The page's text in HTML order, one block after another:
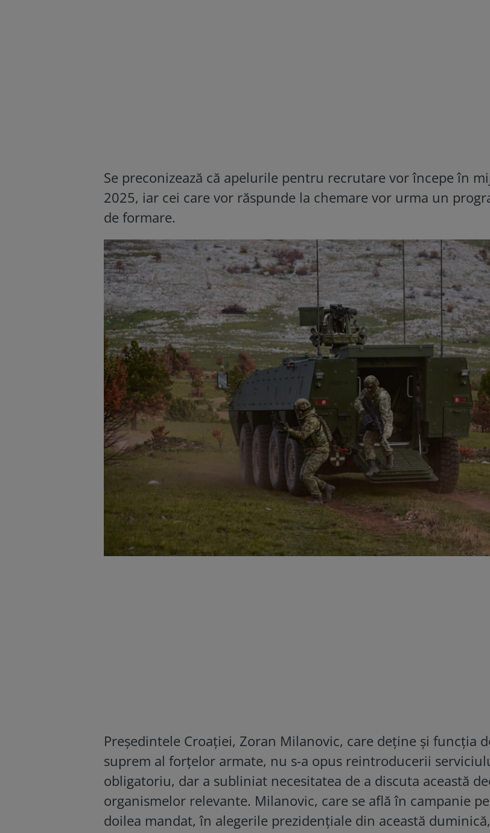
Se preconizează că apelurile pentru recrutare vor începe în
2025, iar cei care vor răspunde la chemare vor urma un
de formare.
Președintele Croației, Zoran Milanovic, care deține și funcția
suprem al forțelor armate, nu s-a opus reintroducerii
obligatoriu, dar a subliniat necesitatea de a discuta această
organismelor relevante. Milanovic, care se află în campanie
doilea mandat, în alegerile prezidențiale din această